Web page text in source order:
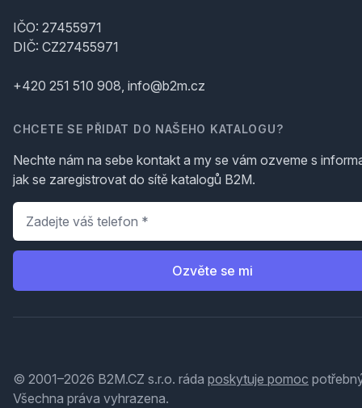
IČO: 27455971
DIČ: CZ27455971
+420 251 510 908, info@b2m.cz
CHCETE SE PŘIDAT DO NAŠEHO KATALOGU?
Nechte nám na sebe kontakt a my se vám ozveme s
jak se zaregistrovat do sítě katalogů B2M.
Telefon
Ozvěte se mi
© 2001–2026 B2M.CZ s.r.o. ráda poskytuje pomoc
Všechna práva vyhrazena.